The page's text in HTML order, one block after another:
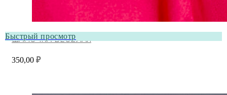
Быстрый просмотр
ШАПОЧКА ВЕСЁЛАЯ
350,00 ₽